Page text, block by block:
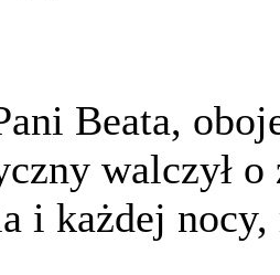
Beata,
walczył
i każdej